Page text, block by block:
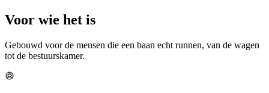
Voor wie het is
Gebouwd voor de mensen die een baan echt runnen, van de wagen
tot de bestuurskamer.